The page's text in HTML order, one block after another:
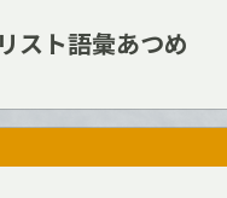
スト語彙あつめ